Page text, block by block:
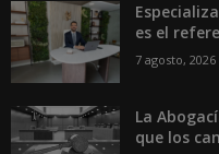
es el
7 agosto, 2026
La
que los